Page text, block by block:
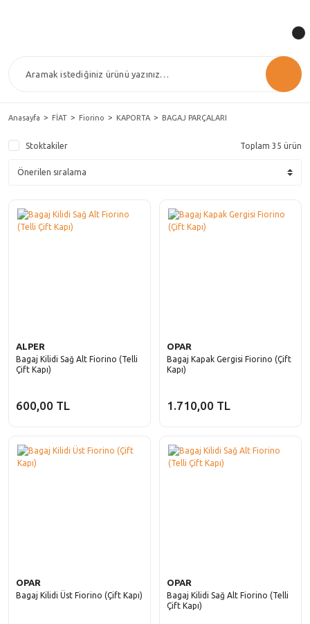
Anasayfa FİAT Fiorino KAPORTA BAGAJ PARÇALARI
Stoktakiler Toplam 35 ürün
ALPER
Bagaj Kilidi Sağ Alt Fiorino (Telli
Çift Kapı)
600,00 TL
OPAR
Bagaj Kapak Gergisi Fiorino (Çift
Kapı)
1.710,00 TL
OPAR
Bagaj Kilidi Üst Fiorino (Çift Kapı)
OPAR
Bagaj Kilidi Sağ Alt Fiorino (Telli
Çift Kapı)